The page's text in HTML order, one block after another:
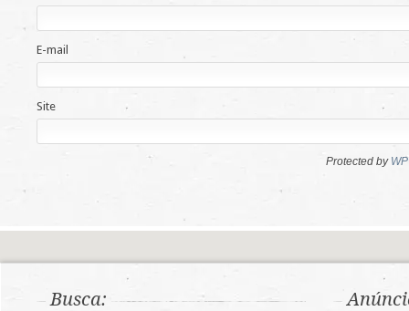
E-mail
Site
Protected by
Busca: